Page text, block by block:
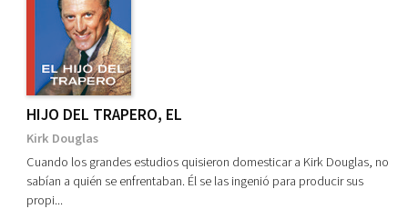
HIJO DEL TRAPERO, EL
Kirk Douglas
Cuando los grandes estudios quisieron domesticar a Kirk Douglas, no
sabían a quién se enfrentaban. Él se las ingenió para producir sus
propi...